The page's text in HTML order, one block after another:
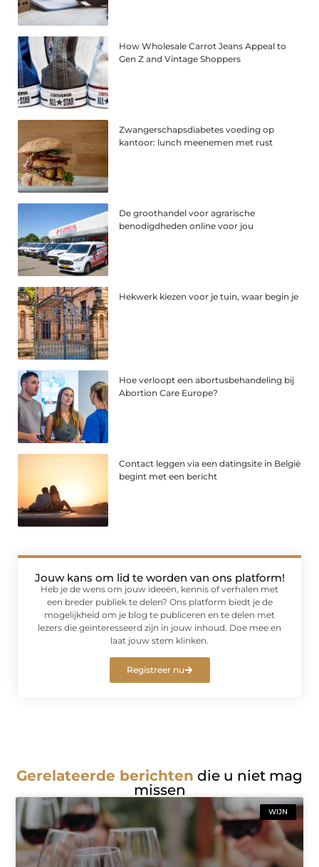
How Wholesale Carrot Jeans Appeal to
Gen Z and Vintage Shoppers
Zwangerschapsdiabetes voeding op
kantoor: lunch meenemen met rust
De groothandel voor agrarische
benodigdheden online voor jou
Hekwerk kiezen voor je tuin, waar begin je
Hoe verloopt een abortusbehandeling bij
Abortion Care Europe?
Contact leggen via een datingsite in België
begint met een bericht
Jouw kans om lid te worden van ons platform!
Heb je de wens om jouw ideeën, kennis of verhalen met
een breder publiek te delen? Ons platform biedt je de
mogelijkheid om je blog te publiceren en te delen met
lezers die geïnteresseerd zijn in jouw inhoud. Doe mee en
laat jouw stem klinken.
Registreer nu
Gerelateerde berichten die u niet mag
missen
WIJN